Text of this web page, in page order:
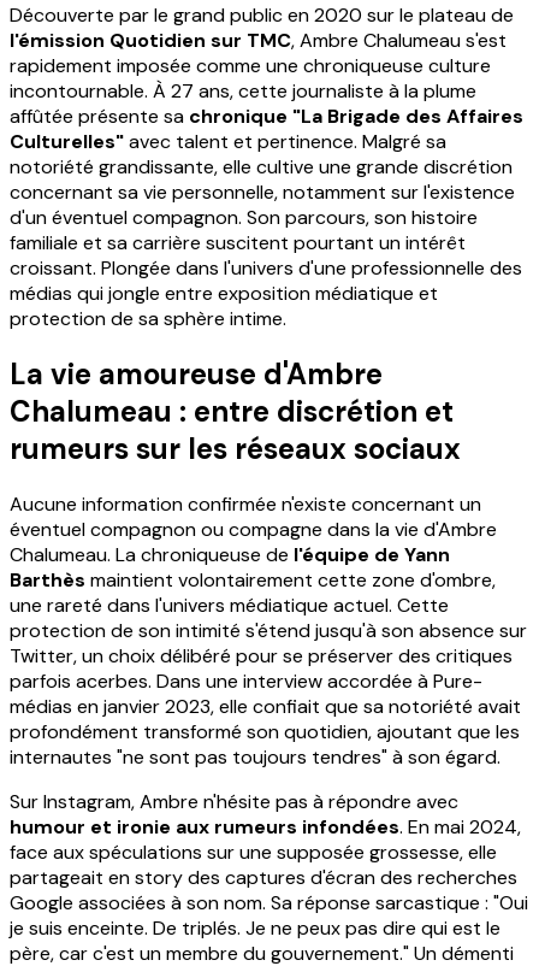
Découverte par le grand public en 2020 sur le plateau de
l'émission Quotidien sur TMC, Ambre Chalumeau s'est
rapidement imposée comme une chroniqueuse culture
incontournable. À 27 ans, cette journaliste à la plume
affûtée présente sa chronique "La Brigade des Affaires
Culturelles"avec talent et pertinence. Malgré sa
notoriété grandissante, elle cultive une grande discrétion
concernant sa vie personnelle, notamment sur l'existence
d'un éventuel compagnon. Son parcours, son histoire
familiale et sa carrière suscitent pourtant un intérêt
croissant. Plongée dans l'univers d'une professionnelle des
médias qui jongle entre exposition médiatique et
protection de sa sphère intime.
La vie amoureuse d'Ambre
Chalumeau : entre discrétion et
rumeurs sur les réseaux sociaux
Aucune information confirmée n'existe concernant un
éventuel compagnon ou compagne dans la vie d'Ambre
Chalumeau. La chroniqueuse de l'équipe de Yann
Barthès maintient volontairement cette zone d'ombre,
une rareté dans l'univers médiatique actuel. Cette
protection de son intimité s'étend jusqu'à son absence sur
Twitter, un choix délibéré pour se préserver des critiques
parfois acerbes. Dans une interview accordée à Pure-
médias en janvier 2023, elle confiait que sa notoriété avait
profondément transformé son quotidien, ajoutant que les
internautes "ne sont pas toujours tendres" à son égard.
Sur Instagram, Ambre n'hésite pas à répondre avec
humour et ironie aux rumeurs infondées. En mai 2024,
face aux spéculations sur une supposée grossesse, elle
partageait en story des captures d'écran des recherches
Google associées à son nom. Sa réponse sarcastique : "Oui
je suis enceinte. De triplés. Je ne peux pas dire qui est le
père, car c'est un membre du gouvernement." Un démenti